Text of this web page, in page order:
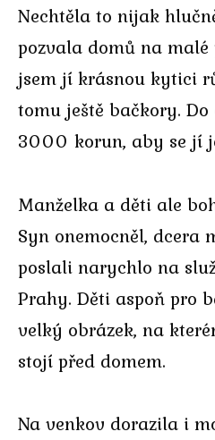
Nechtěla to nijak
pozvala domů na malé
jsem jí krásnou kytici
tomu ještě bačkory.
3000 korun, aby se jí
Manželka a děti ale
Syn onemocněl, dcera
poslali narychlo na
Prahy. Děti aspoň pro
velký obrázek, na
stojí před domem.
Na venkov dorazila i